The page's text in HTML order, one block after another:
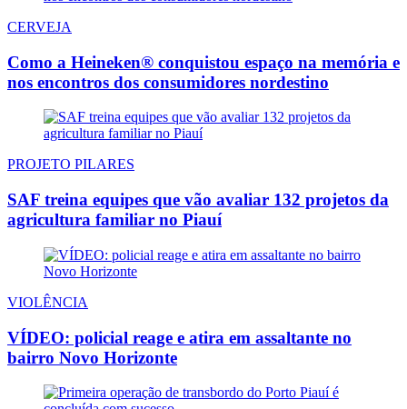
CERVEJA
Como a Heineken® conquistou espaço na memória e
nos encontros dos consumidores nordestino
PROJETO PILARES
SAF treina equipes que vão avaliar 132 projetos da
agricultura familiar no Piauí
VIOLÊNCIA
VÍDEO: policial reage e atira em assaltante no
bairro Novo Horizonte